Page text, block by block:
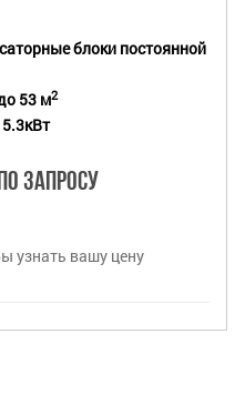
блоки постоянной
53 м2
5.3кВт
запросу
узнать вашу цену